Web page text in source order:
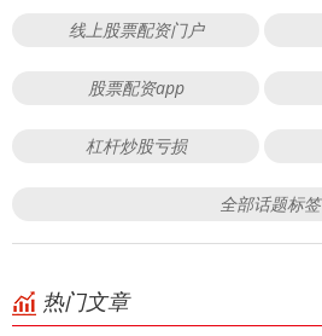
线上股票配资门户
股票配资app
杠杆炒股亏损
全部话题标签
热门文章